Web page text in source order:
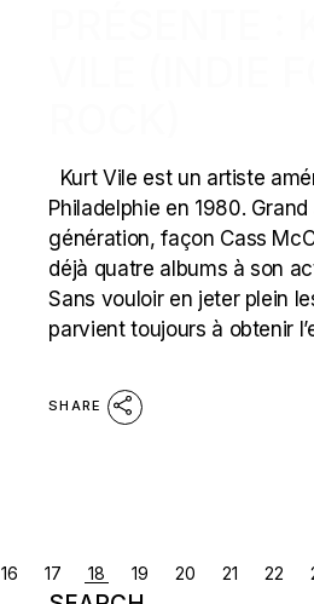
Kurt Vile est un artiste
Philadelphie en 1980.
génération, façon Cass
déjà quatre albums à son
Sans vouloir en jeter plein
parvient toujours à obtenir
SHARE
POSTS
16 17 18 19 20 21 22
Search